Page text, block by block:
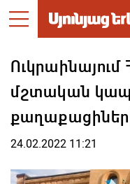
Ուկրաինայում
մշտական
24.02.2022 11:21